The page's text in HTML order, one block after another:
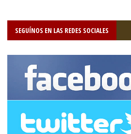
SEGUÍNOS EN LAS REDES SOCIALES